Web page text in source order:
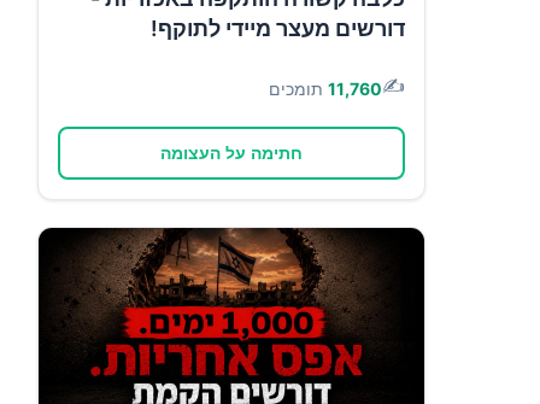
דורשים מעצר מיידי לתוקף!
✍️
11,760 תומכים
חתימה על העצומה